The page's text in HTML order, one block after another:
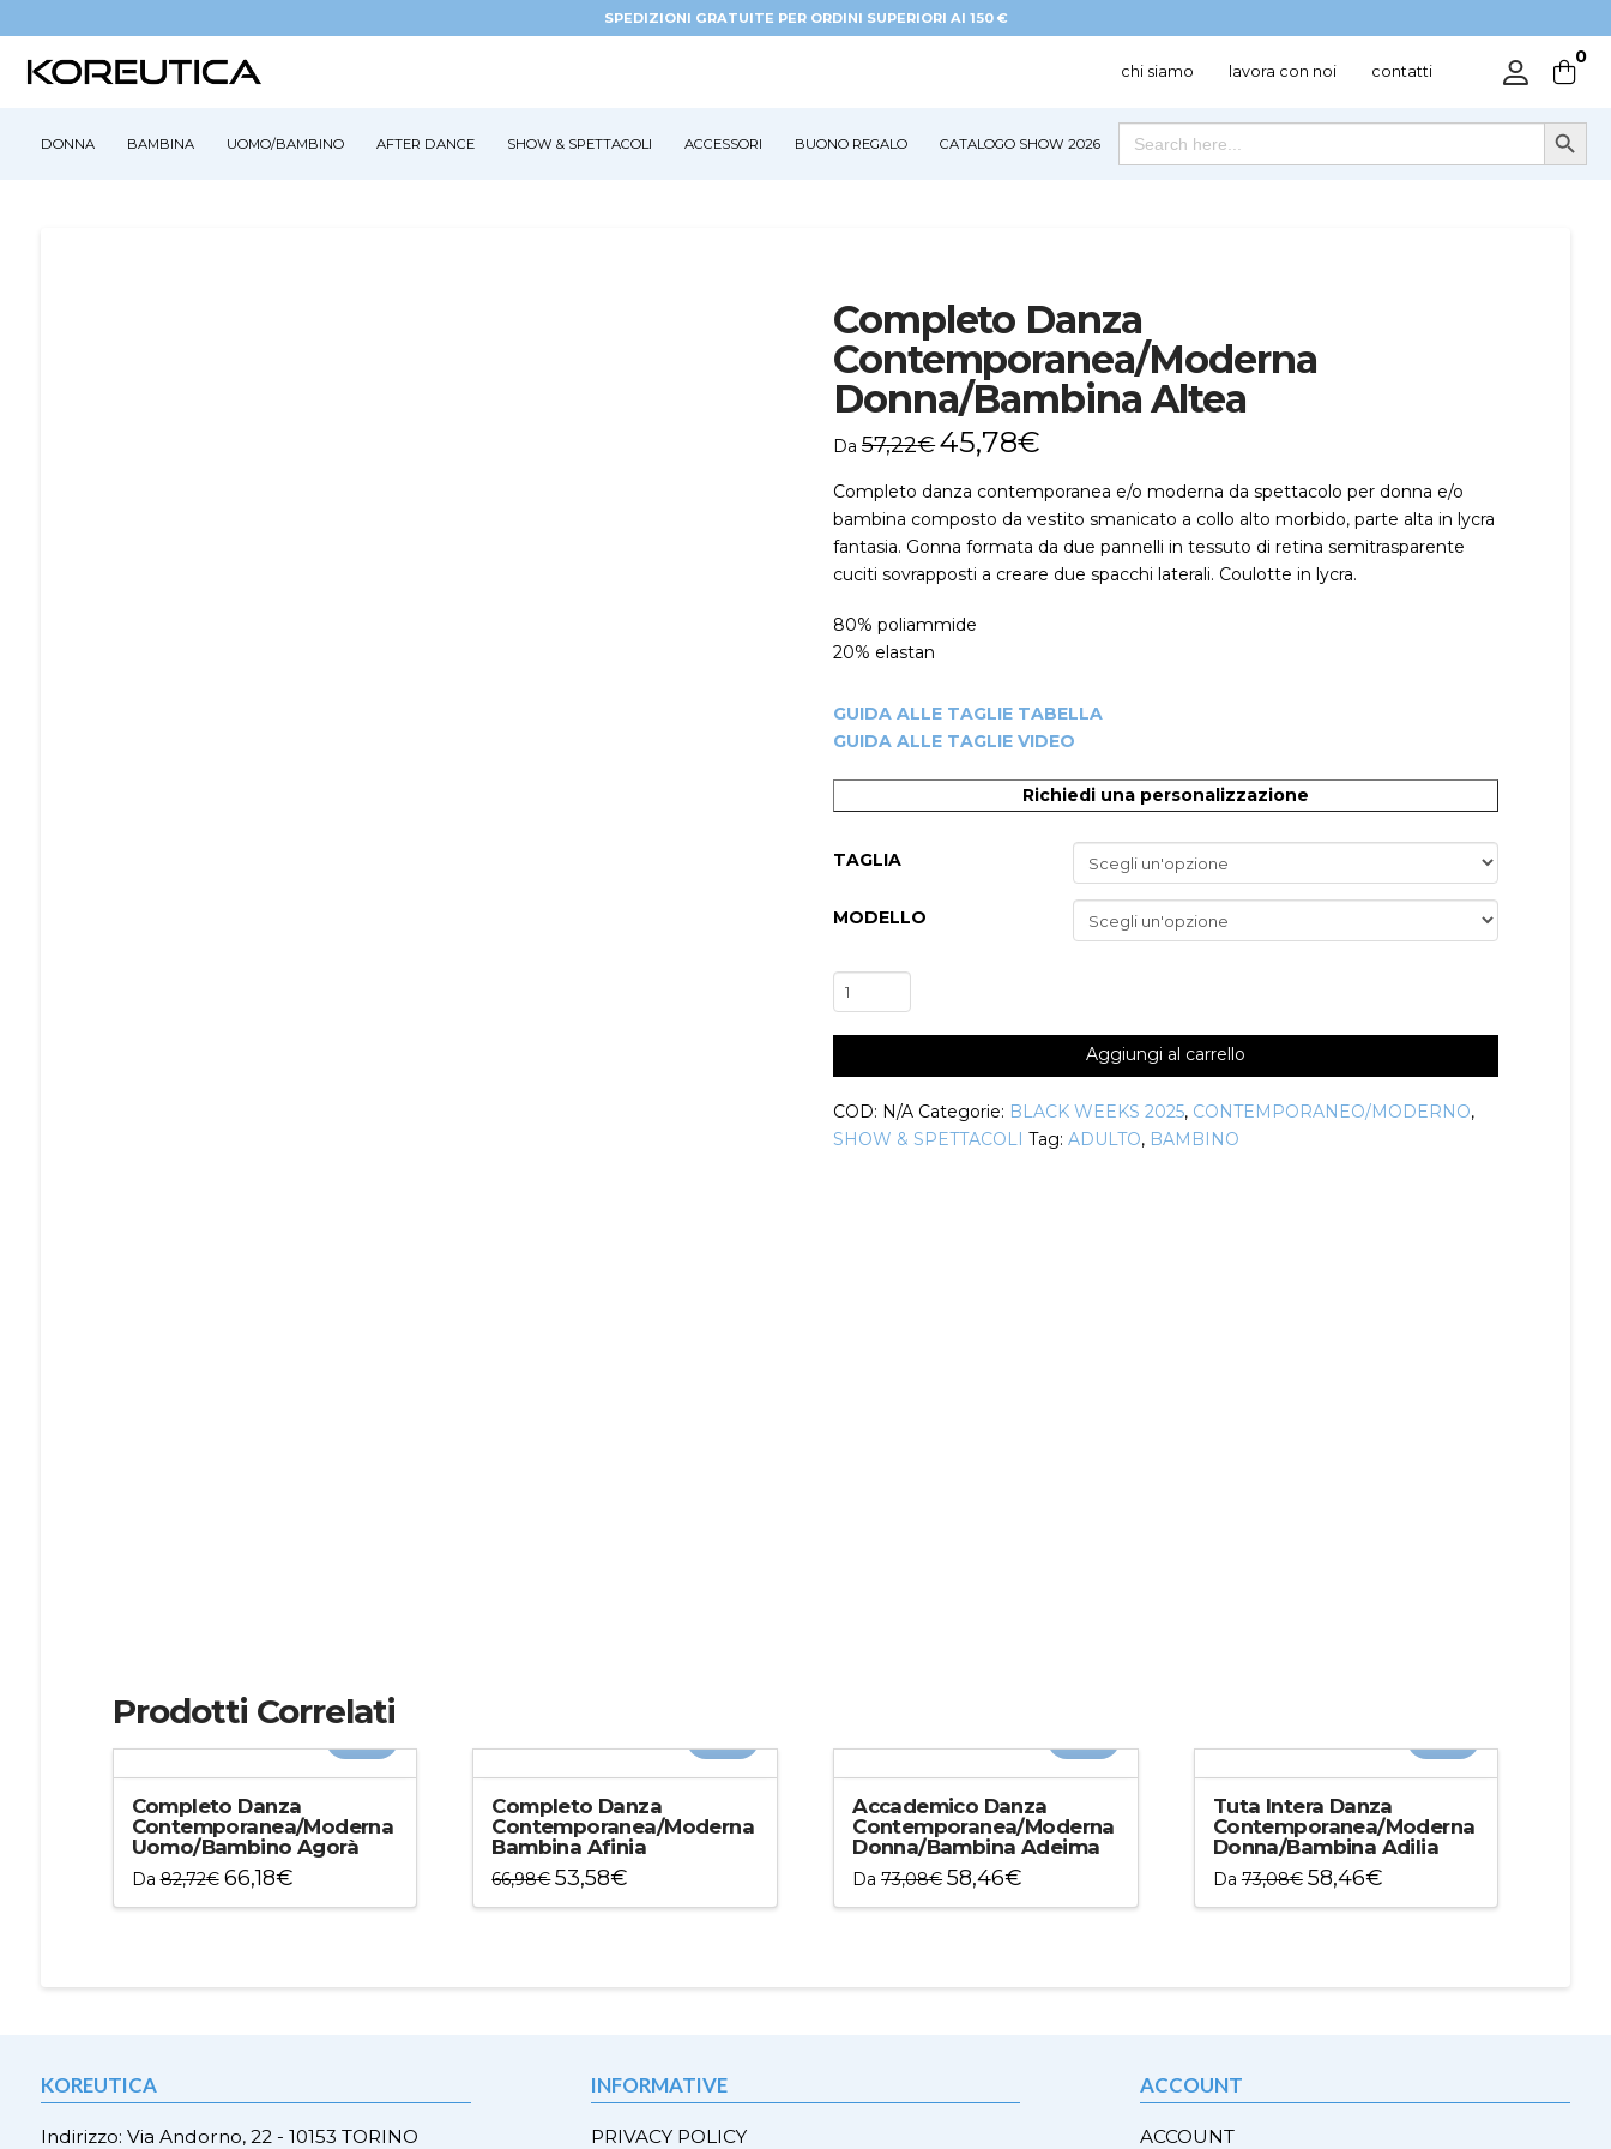
SPEDIZIONI GRATUITE PER ORDINI SUPERIORI AI 150 €
chi siamo lavora con noi contatti
0
DONNA BAMBINA UOMO/BAMBINO AFTER DANCE SHOW & SPETTACOLI ACCESSORI BUONO REGALO CATALOGO SHOW 2026
Search
for:
Search Button
Completo Danza
Contemporanea/Moderna
Donna/Bambina Altea
Da57,22€45,78€
Completo danza contemporanea e/o moderna da spettacolo per donna e/o
bambina composto da vestito smanicato a collo alto morbido, parte alta in lycra
fantasia. Gonna formata da due pannelli in tessuto di retina semitrasparente
cuciti sovrapposti a creare due spacchi laterali. Coulotte in lycra.
80% poliammide
20% elastan
GUIDA ALLE TAGLIE TABELLA
GUIDA ALLE TAGLIE VIDEO
Richiedi una personalizzazione
TAGLIA
MODELLO
Completo
Danza
Contemporanea/Moderna
quantità
Aggiungi al carrello
COD: N/A Categorie: BLACK WEEKS 2025, CONTEMPORANEO/MODERNO,
SHOW & SPETTACOLI Tag:ADULTO, BAMBINO
Prodotti Correlati
Completo Danza
Contemporanea/Moderna
Uomo/Bambino Agorà
Da82,72€ 66,18€
più
possono
Completo Danza
Contemporanea/Moderna
Bambina Afinia
66,98€ 53,58€
più
Accademico Danza
Contemporanea/Moderna
Donna/Bambina Adeima
Da73,08€ 58,46€
più
Tuta Intera Danza
Contemporanea/Moderna
Donna/Bambina Adilia
Da73,08€ 58,46€
più
possono
KOREUTICA
Indirizzo: Via Andorno, 22 - 10153 TORINO
INFORMATIVE
PRIVACY POLICY
ACCOUNT
ACCOUNT